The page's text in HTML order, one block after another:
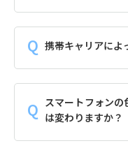
携帯キャリアによ
スマートフォン
は変わりますか？